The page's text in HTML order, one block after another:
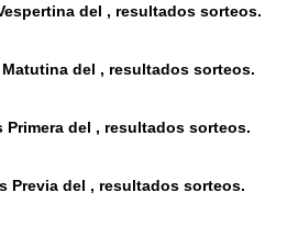
del , resultados sorteos.
del , resultados sorteos.
Primera del , resultados sorteos.
Previa del , resultados sorteos.